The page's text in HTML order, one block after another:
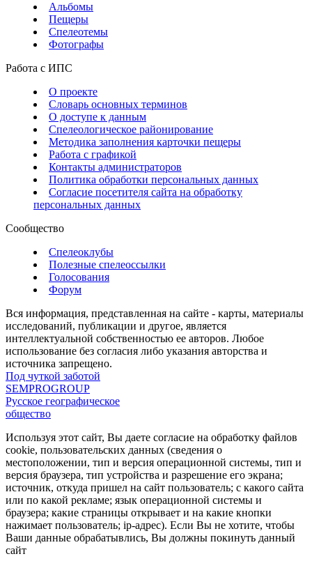
Альбомы
Пещеры
Спелеотемы
Фотографы
Работа с ИПС
О проекте
Словарь основных терминов
О доступе к данным
Спелеологическое районирование
Методика заполнения карточки пещеры
Работа с графикой
Контакты администраторов
Политика обработки персональных данных
Согласие посетителя сайта на обработку
персональных данных
Сообщество
Спелеоклубы
Полезные спелеоссылки
Голосования
Форум
Вся информация, представленная на сайте - карты, материалы
исследований, публикации и другое, является
интеллектуальной собственностью ее авторов. Любое
использование без согласия либо указания авторства и
источника запрещено.
Под чуткой заботой
SEMPROGROUP
Русское географическое
общество
Используя этот сайт, Вы даете согласие на обработку файлов
cookie, пользовательских данных (сведения о
местоположении, тип и версия операционной системы, тип и
версия браузера, тип устройства и разрешение его экрана;
источник, откуда пришел на сайт пользователь; с какого сайта
или по какой рекламе; язык операционной системы и
браузера; какие страницы открывает и на какие кнопки
нажимает пользователь; ip-адрес). Если Вы не хотите, чтобы
Ваши данные обрабатывлись, Вы должны покинуть данный
сайт